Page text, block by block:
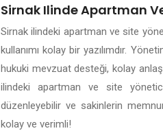
Sirnak Ilinde Apartman
Sirnak ilindeki apartman ve site
kullanımı kolay bir yazılımdır.
hukuki mevzuat desteği, kolay
ilindeki apartman ve site
düzenleyebilir ve sakinlerin
kolay ve verimli!